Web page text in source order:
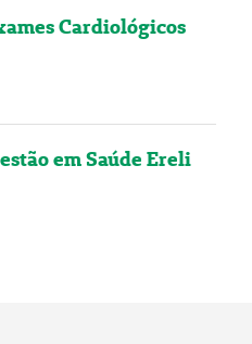
Cardiológicos
em Saúde Ereli